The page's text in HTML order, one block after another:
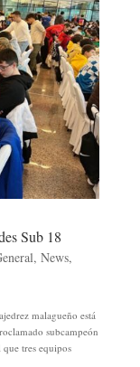
Sub 18
, News,
malagueño está
subcampeón
tres equipos